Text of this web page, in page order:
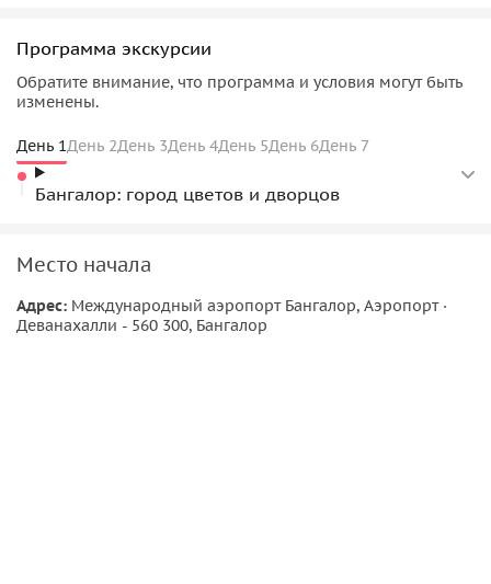
Программа экскурсии
Обратите внимание, что программа и условия могут быть
изменены.
День 1День 2День 3День 4День 5День 6День 7
Бангалор: город цветов и дворцов
Место начала
Адрес: Международный аэропорт Бангалор, Аэропорт ·
Деванахалли - 560 300, Бангалор